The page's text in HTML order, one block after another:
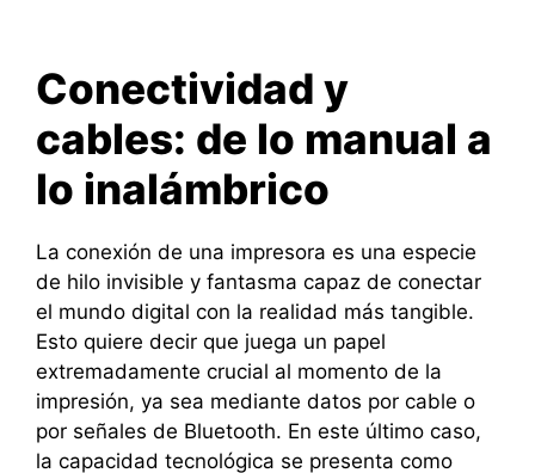
Conectividad y
cables: de lo manual a
lo inalámbrico
La conexión de una impresora es una especie
de hilo invisible y fantasma capaz de conectar
el mundo digital con la realidad más tangible.
Esto quiere decir que juega un papel
extremadamente crucial al momento de la
impresión, ya sea mediante datos por cable o
por señales de Bluetooth. En este último caso,
la capacidad tecnológica se presenta como